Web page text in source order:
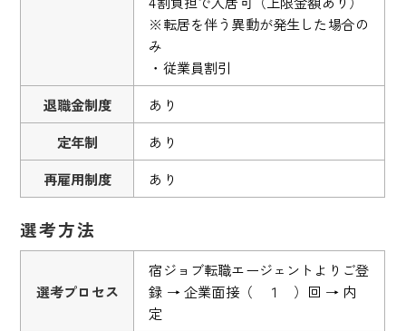
※転居を伴う異動が発生した場合の
み
・従業員割引
退職金制度
あり
定年制
あり
再雇用制度
あり
選考方法
選考プロセス
宿ジョブ転職エージェントよりご登
録 → 企業面接（ １ ）回 → 内
定